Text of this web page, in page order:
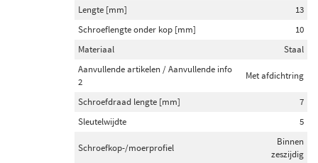
Swag (1)
Dr.Motor Automotive (1)
Categorieën
Afsluit-/beschermkap (201)
Lengte [mm]
13
Schroeflengte onder kop [mm]
10
Materiaal
Staal
Aanvullende artikelen / Aanvullende info
2
Met afdichtring
Schroefdraad lengte [mm]
7
Sleutelwijdte
5
Schroefkop-/moerprofiel
Binnen
zeszijdig